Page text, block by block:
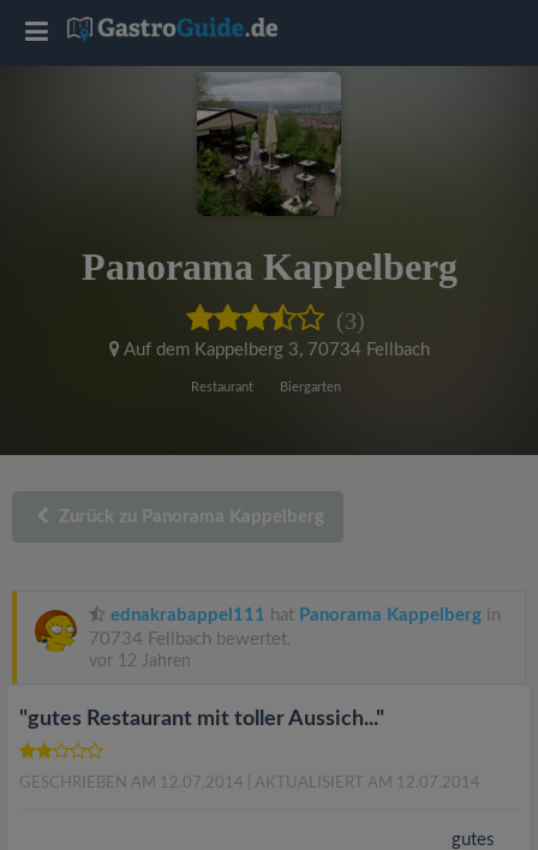
Panorama Kappelberg
(3)
Auf dem Kappelberg 3, 70734 Fellbach
Restaurant Biergarten
Zurück zu Panorama Kappelberg
ednakrabappel111 hat Panorama Kappelberg in
70734 Fellbach bewertet.
vor 12 Jahren
"gutes Restaurant mit toller Aussich..."
GESCHRIEBEN AM 12.07.2014 | AKTUALISIERT AM 12.07.2014
gutes
T
a
t